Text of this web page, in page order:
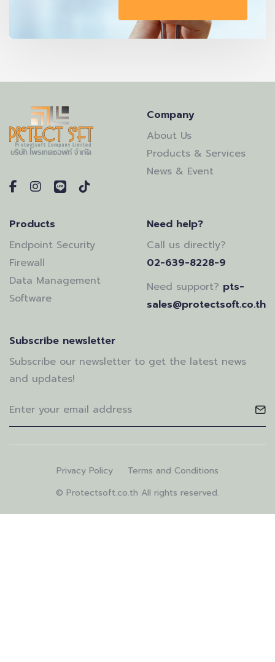
Company
About Us
Products & Services
News & Event
Products
Endpoint Security
Firewall
Data Management
Software
Need help?
Call us directly?
02-639-8228-9
Need support? pts-
sales@protectsoft.co.th
Subscribe newsletter
Subscribe our newsletter to get the latest news
and updates!
© Protectsoft.co.th All rights reserved.
Privacy Policy Terms and Conditions